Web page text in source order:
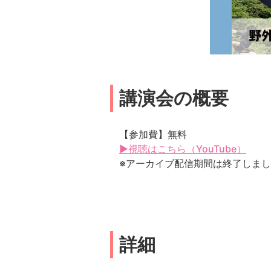
講演会の概要
【参加費】無料
▶視聴はこちら（YouTube）
※アーカイブ配信期間は終了しま
詳細